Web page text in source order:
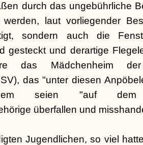
durch das ungebührliche
werden, laut vorliegender
sondern auch die
gesteckt und derartige
das Mädchenheim der
das "unter diesen
seien "auf dem
überfallen und
Jugendlichen, so viel